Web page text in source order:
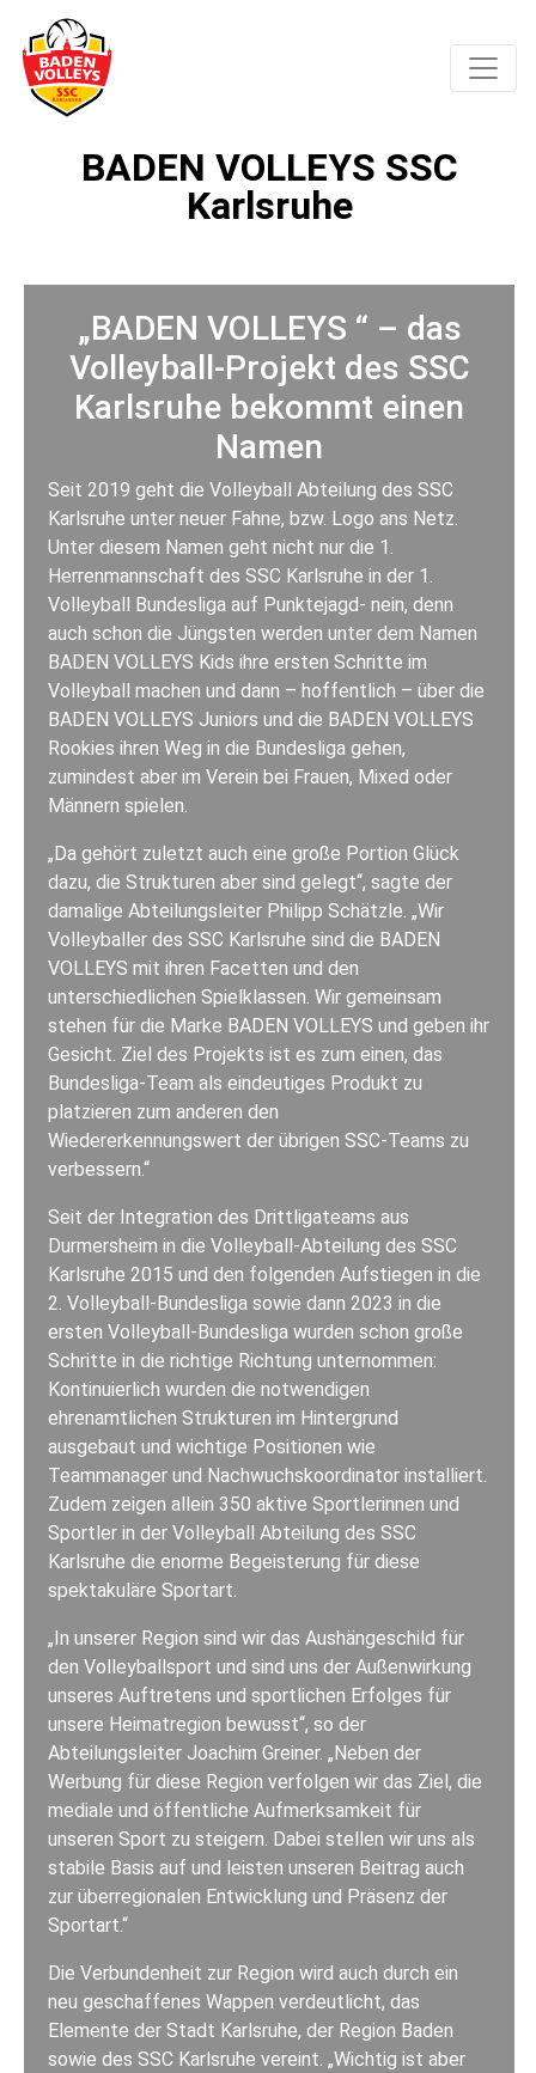
BADEN VOLLEYS SSC
Karlsruhe
„BADEN VOLLEYS “ – das
Volleyball-Projekt des SSC
Karlsruhe bekommt einen
Namen
Seit 2019 geht die Volleyball Abteilung des SSC
Karlsruhe unter neuer Fahne, bzw. Logo ans Netz.
Unter diesem Namen geht nicht nur die 1.
Herrenmannschaft des SSC Karlsruhe in der 1.
Volleyball Bundesliga auf Punktejagd- nein, denn
auch schon die Jüngsten werden unter dem Namen
BADEN VOLLEYS Kids ihre ersten Schritte im
Volleyball machen und dann – hoffentlich – über die
BADEN VOLLEYS Juniors und die BADEN VOLLEYS
Rookies ihren Weg in die Bundesliga gehen,
zumindest aber im Verein bei Frauen, Mixed oder
Männern spielen.
„Da gehört zuletzt auch eine große Portion Glück
dazu, die Strukturen aber sind gelegt“, sagte der
damalige Abteilungsleiter Philipp Schätzle. „Wir
Volleyballer des SSC Karlsruhe sind die BADEN
VOLLEYS mit ihren Facetten und den
unterschiedlichen Spielklassen. Wir gemeinsam
stehen für die Marke BADEN VOLLEYS und geben ihr
Gesicht. Ziel des Projekts ist es zum einen, das
Bundesliga-Team als eindeutiges Produkt zu
platzieren zum anderen den
Wiedererkennungswert der übrigen SSC-Teams zu
verbessern.“
Seit der Integration des Drittligateams aus
Durmersheim in die Volleyball-Abteilung des SSC
Karlsruhe 2015 und den folgenden Aufstiegen in die
2. Volleyball-Bundesliga sowie dann 2023 in die
ersten Volleyball-Bundesliga wurden schon große
Schritte in die richtige Richtung unternommen:
Kontinuierlich wurden die notwendigen
ehrenamtlichen Strukturen im Hintergrund
ausgebaut und wichtige Positionen wie
Teammanager und Nachwuchskoordinator installiert.
Zudem zeigen allein 350 aktive Sportlerinnen und
Sportler in der Volleyball Abteilung des SSC
Karlsruhe die enorme Begeisterung für diese
spektakuläre Sportart.
„In unserer Region sind wir das Aushängeschild für
den Volleyballsport und sind uns der Außenwirkung
unseres Auftretens und sportlichen Erfolges für
unsere Heimatregion bewusst“, so der
Abteilungsleiter Joachim Greiner. „Neben der
Werbung für diese Region verfolgen wir das Ziel, die
mediale und öffentliche Aufmerksamkeit für
unseren Sport zu steigern. Dabei stellen wir uns als
stabile Basis auf und leisten unseren Beitrag auch
zur überregionalen Entwicklung und Präsenz der
Sportart.“
Die Verbundenheit zur Region wird auch durch ein
neu geschaffenes Wappen verdeutlicht, das
Elemente der Stadt Karlsruhe, der Region Baden
sowie des SSC Karlsruhe vereint. „Wichtig ist aber